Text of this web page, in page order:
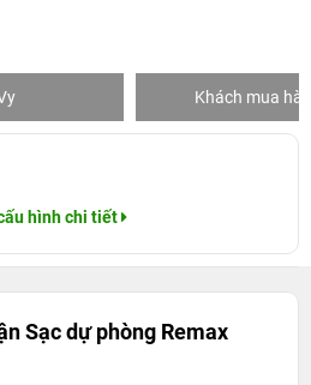
Khách mua
hình chi tiết
Sạc dự phòng Remax